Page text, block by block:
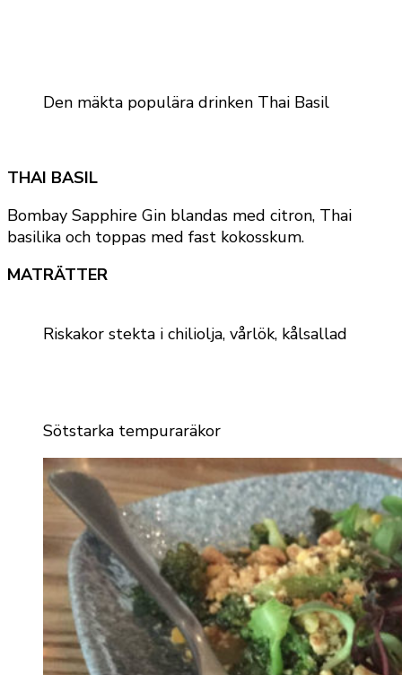
Den mäkta populära drinken Thai Basil
THAI BASIL
Bombay Sapphire Gin blandas med citron, Thai
basilika och toppas med fast kokosskum.
MATRÄTTER
Riskakor stekta i chiliolja, vårlök, kålsallad
Sötstarka tempuraräkor